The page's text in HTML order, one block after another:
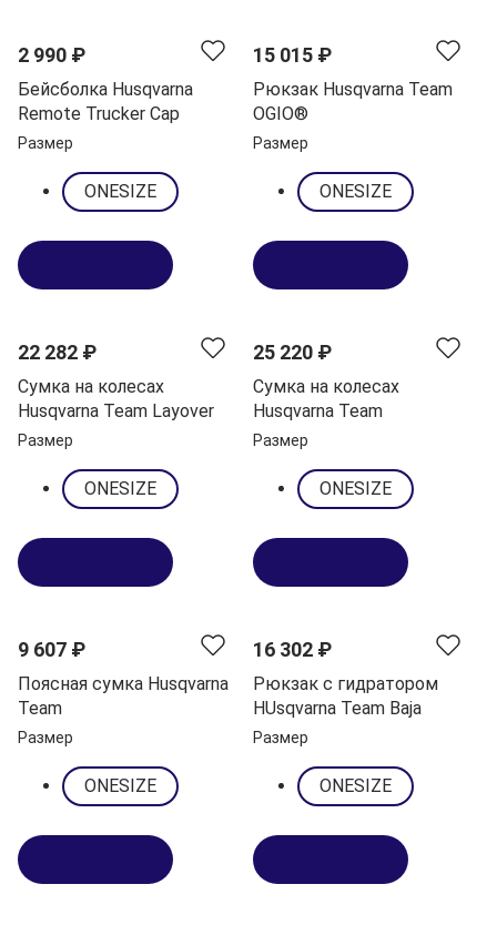
2 990 ₽
Бейсболка Husqvarna
Remote Trucker Cap
Размер
ONESIZE
15 015 ₽
Рюкзак Husqvarna Team
OGIO®
Размер
ONESIZE
22 282 ₽
Сумка на колесах
Husqvarna Team Layover
Размер
ONESIZE
25 220 ₽
Сумка на колесах
Husqvarna Team
Размер
ONESIZE
9 607 ₽
Поясная сумка Husqvarna
Team
Размер
ONESIZE
16 302 ₽
Рюкзак с гидратором
HUsqvarna Team Baja
Размер
ONESIZE
NEW